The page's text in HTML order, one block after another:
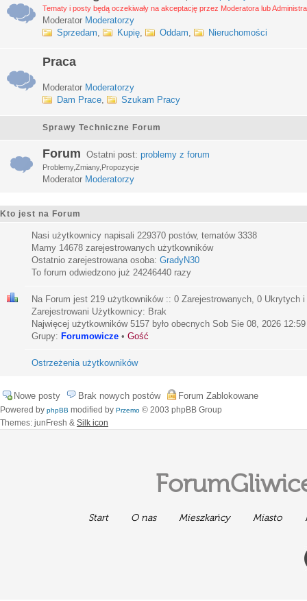
Tematy i posty będą oczekiwały na akceptację przez Moderatora lub
Moderator Moderatorzy
Sprzedam, Kupię, Oddam, Nieruchomości
Praca
Moderator Moderatorzy
Dam Prace, Szukam Pracy
Sprawy Techniczne Forum
Forum Ostatni post: problemy z forum
Problemy,Zmiany,Propozycje
Moderator Moderatorzy
Kto jest na Forum
Nasi użytkownicy napisali 229370 postów, tematów 3338
Mamy 14678 zarejestrowanych użytkowników
Ostatnio zarejestrowana osoba: GradyN30
To forum odwiedzono już 24246440 razy
Na Forum jest 219 użytkowników :: 0 Zarejestrowanych, 0 Ukrytych
Zarejestrowani Użytkownicy: Brak
Najwięcej użytkowników 5157 było obecnych Sob Sie 08, 2026 12:59
Grupy: Forumowicze • Gość
Ostrzeżenia użytkowników
Nowe posty Brak nowych postów Forum Zablokowane
Powered by phpBB modified by Przemo © 2003 phpBB Group
Themes: junFresh & Silk icon
Start O nas Mieszkańcy Miasto